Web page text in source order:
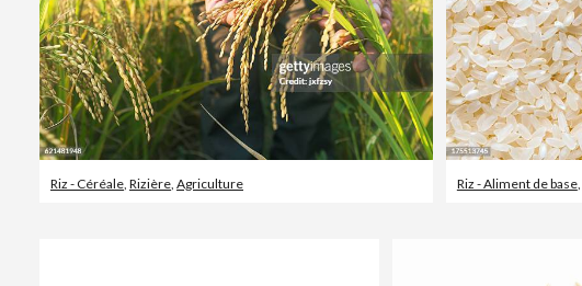
Riz - Céréale, Rizière, Agriculture Riz - Aliment de base,